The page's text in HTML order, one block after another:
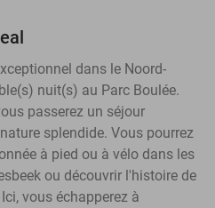
dans le Noord-
nuit(s) au Parc Boulée.
passerez un séjour
splendide. Vous pourrez
à pied ou à vélo dans les
ou découvrir l'histoire de
vous échapperez à